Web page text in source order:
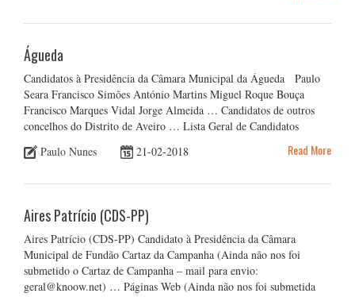
Águeda
Candidatos à Presidência da Câmara Municipal da Águeda Paulo
Seara Francisco Simões António Martins Miguel Roque Bouça
Francisco Marques Vidal Jorge Almeida … Candidatos de outros
concelhos do Distrito de Aveiro … Lista Geral de Candidatos
Paulo Nunes
21-02-2018 Read More
Aires Patrício (CDS-PP)
Aires Patrício (CDS-PP) Candidato à Presidência da Câmara
Municipal de Fundão Cartaz da Campanha (Ainda não nos foi
submetido o Cartaz de Campanha – mail para envio:
geral@knoow.net) … Páginas Web (Ainda não nos foi submetida